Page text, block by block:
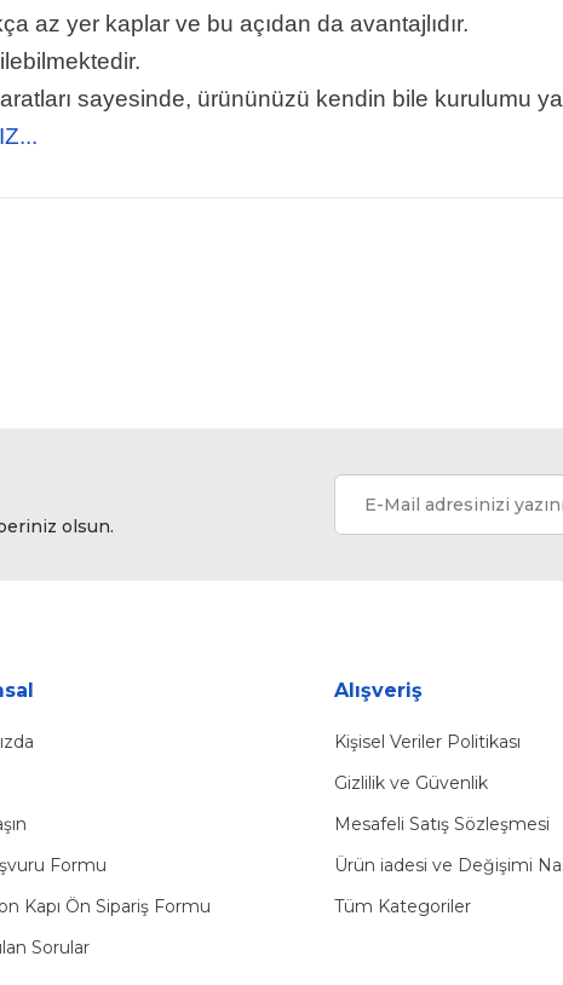
az yer kaplar ve bu açıdan da avantajlıdır.
sayesinde, ürününüzü kendin bile kurulumu
olsun.
Formu
Kapı Ön Sipariş Formu
Sorular
Alışveriş
Kişisel Veriler Politikası
Gizlilik ve Güvenlik
Mesafeli Satış Sözleşmesi
Ürün iadesi ve Değişimi
Tüm Kategoriler